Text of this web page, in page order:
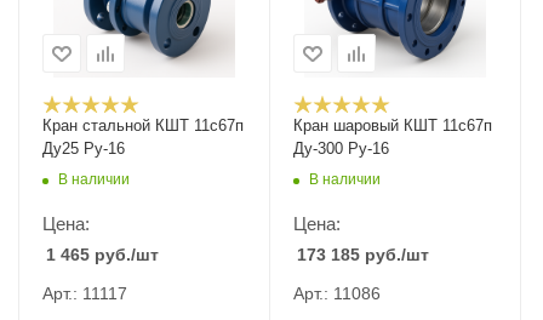
Кран стальной КШТ 11с67п
Ду25 Ру-16
В наличии
Цена:
1 465 руб./шт
Арт.: 11117
Кран шаровый КШТ 11с67п
Ду-300 Ру-16
В наличии
Цена:
173 185 руб./шт
Арт.: 11086